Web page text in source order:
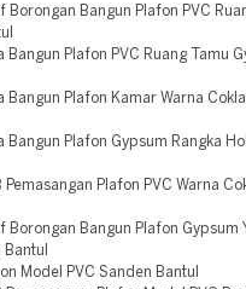
Bangun Plafon PVC
Plafon PVC Ruang Tamu
Bangun Plafon Kamar Warna
Bangun Plafon Gypsum Rangka
Plafon PVC Warna
Bangun Plafon Gypsum
Model PVC Sanden Bantul